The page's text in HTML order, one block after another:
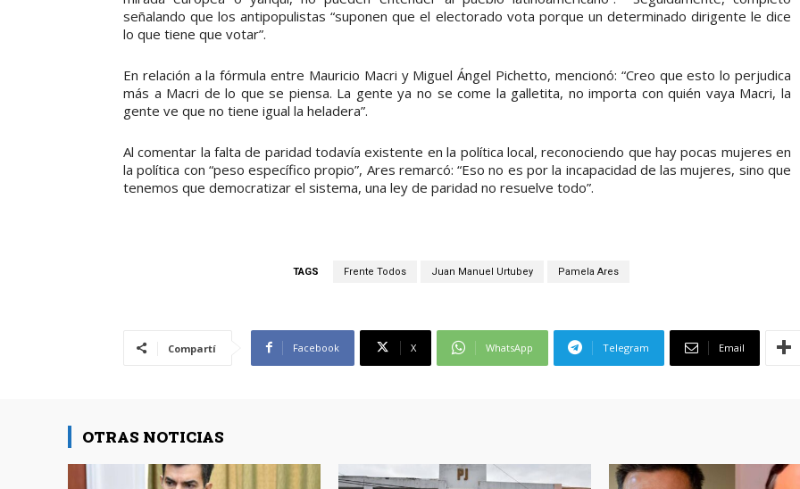
señalando que los antipopulistas “suponen que el electorado vota porque un determinado dirigente le dice
lo que tiene que votar”.
En relación a la fórmula entre Mauricio Macri y Miguel Ángel Pichetto, mencionó: “Creo que esto lo perjudica
más a Macri de lo que se piensa. La gente ya no se come la galletita, no importa con quién vaya Macri, la
gente ve que no tiene igual la heladera”.
Al comentar la falta de paridad todavía existente en la política local, reconociendo que hay pocas mujeres en
la política con “peso específico propio”, Ares remarcó: “Eso no es por la incapacidad de las mujeres, sino que
tenemos que democratizar el sistema, una ley de paridad no resuelve todo”.
TAGS Frente Todos Juan Manuel Urtubey Pamela Ares
Compartí Facebook X WhatsApp Telegram Email
OTRAS NOTICIAS